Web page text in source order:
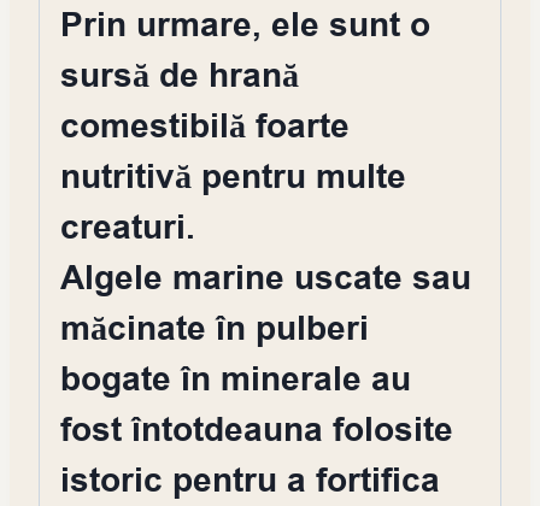
Prin urmare, ele sunt o
sursă de hrană
comestibilă foarte
nutritivă pentru multe
creaturi.
Algele marine uscate sau
măcinate în pulberi
bogate în minerale au
fost întotdeauna folosite
istoric pentru a fortifica